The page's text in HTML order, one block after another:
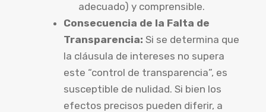
adecuado) y comprensible.
Consecuencia de la Falta de
Transparencia: Si se determina que
la cláusula de intereses no supera
este “control de transparencia”, es
susceptible de nulidad. Si bien los
efectos precisos pueden diferir, a